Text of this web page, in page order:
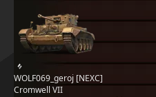
WOLF069_geroj [NEXC]
Cromwell VII